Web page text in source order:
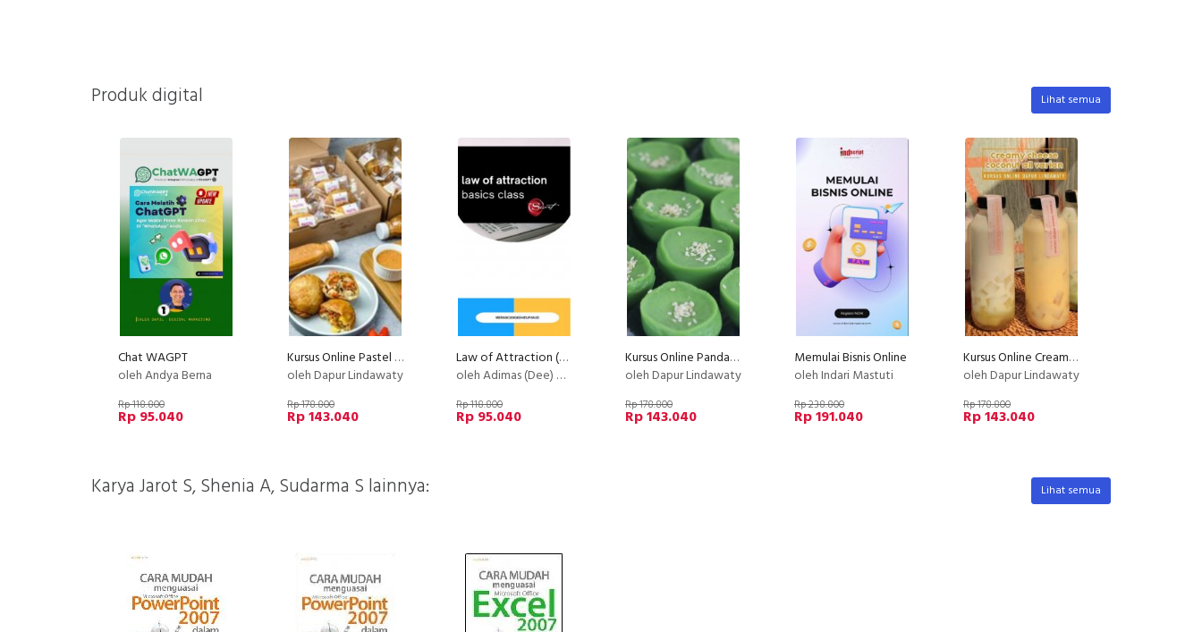
Produk digital Lihat semua
Chat WAGPT
oleh Andya Berna
Rp 118.800
Rp 95.040
Kursus Online Pastel Sultan Dapur Lindawaty PU
oleh Dapur Lindawaty
Rp 178.800
Rp 143.040
Law of Attraction (LOA) - Basic
oleh Adimas (Dee) Wirajayanagara (Lesmana)
Rp 118.800
Rp 95.040
Kursus Online Pandan Hejo Dapur Lindawaty PU
oleh Dapur Lindawaty
Rp 178.800
Rp 143.040
Memulai Bisnis Online
oleh Indari Mastuti
Rp 238.800
Rp 191.040
Kursus Online Creamy Cheese Coconut Dapur Lindawaty PU
oleh Dapur Lindawaty
Rp 178.800
Rp 143.040
Karya Jarot S, Shenia A, Sudarma S lainnya: Lihat semua